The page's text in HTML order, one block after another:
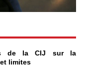
de la CIJ sur la
limites